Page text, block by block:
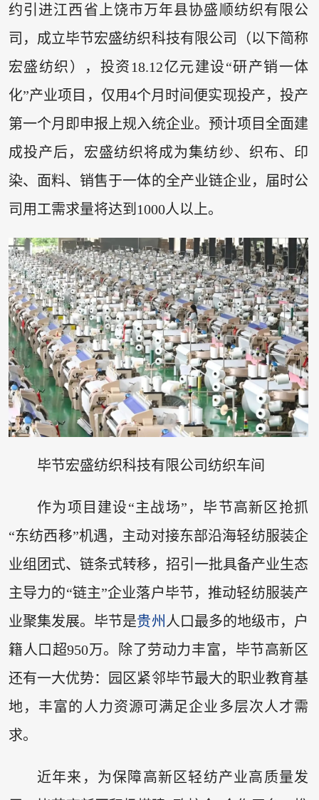
约引进江西省上饶市万年县协盛顺纺织有限公
司，成立毕节宏盛纺织科技有限公司（以下简称
宏盛纺织），投资18.12亿元建设“研产销一体
化”产业项目，仅用4个月时间便实现投产，投产
第一个月即申报上规入统企业。预计项目全面建
成投产后，宏盛纺织将成为集纺纱、织布、印
染、面料、销售于一体的全产业链企业，届时公
司用工需求量将达到1000人以上。
毕节宏盛纺织科技有限公司纺织车间
作为项目建设“主战场”，毕节高新区抢抓
“东纺西移”机遇，主动对接东部沿海轻纺服装企
业组团式、链条式转移，招引一批具备产业生态
主导力的“链主”企业落户毕节，推动轻纺服装产
业聚集发展。毕节是贵州 人口最多的地级市，户
籍人口超950万。除了劳动力丰富，毕节高新区
还有一大优势：园区紧邻毕节最大的职业教育基
地，丰富的人力资源可满足企业多层次人才需
求。
近年来，为保障高新区轻纺产业高质量发